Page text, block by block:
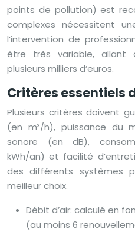
points de pollution) est
complexes nécessitent
l’intervention de
être très variable, allant
plusieurs milliers d’euros.
Critères essentiels
Plusieurs critères doivent
(en m³/h), puissance du
sonore (en dB),
kWh/an) et facilité
des différents systèmes
meilleur choix.
Débit d’air: calculé en
(au moins 6